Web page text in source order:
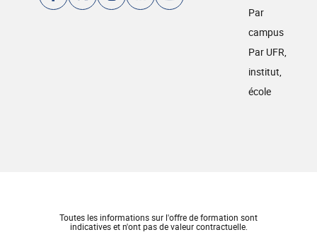
Par
campus
Par UFR,
institut,
école
Toutes les informations sur l'offre de formation sont
indicatives et n'ont pas de valeur contractuelle.